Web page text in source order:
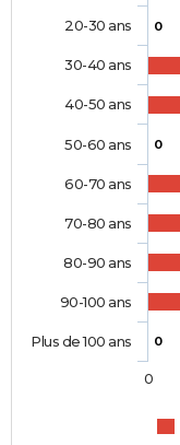
0
0
0
20-30 ans
30-40 ans
40-50 ans
50-60 ans
60-70 ans
70-80 ans
80-90 ans
90-100 ans
Plus de 100 ans
0